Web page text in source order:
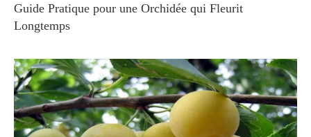
Guide Pratique pour une Orchidée qui Fleurit
Longtemps